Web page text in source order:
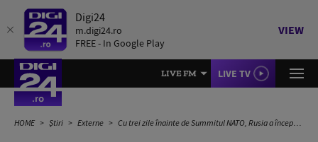
Digi24
m.digi24.ro
FREE - In Google Play
VIEW
LIVE FM LIVE TV
HOME Știri Externe Cu trei zile înainte de Summitul NATO, Rusia a început exerciții militare în Crimeea. Un distrugător american va intra în Marea Neagră